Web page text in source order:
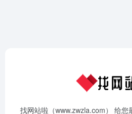
找网站啦（www.zwzla.com） 给您